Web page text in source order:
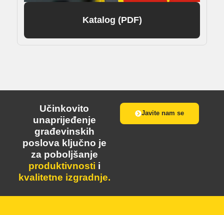
Katalog (PDF)
Učinkovito
unaprijeđenje
građevinskih
poslova ključno je
za poboljšanje
produktivnosti i
kvalitetne izgradnje.
Javite nam se